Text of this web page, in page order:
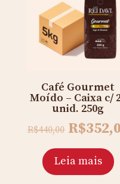
Café Gourmet
Moído – Caixa c/
unid. 250g
R$440,00 Original
was:
R$440,00.
R$
Leia mais